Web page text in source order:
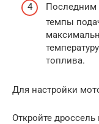
Последним
темпы
топлива.
Для настройки
Откройте